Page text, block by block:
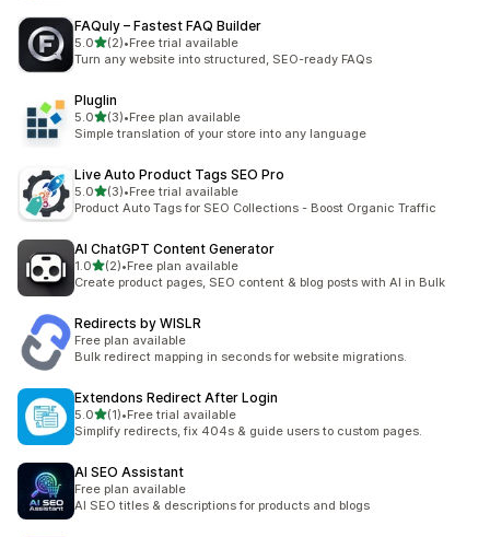
FAQuly – Fastest FAQ Builder
5.0เต็ม 5 ดาว
(2)
ทั้งหมด 2 รีวิว
•Free trial available
Turn any website into structured, SEO-ready FAQs
Pluglin
5.0เต็ม 5 ดาว
(3)
ทั้งหมด 3 รีวิว
•Free plan available
Simple translation of your store into any language
Live Auto Product Tags SEO Pro
5.0เต็ม 5 ดาว
(3)
ทั้งหมด 3 รีวิว
•Free trial available
Product Auto Tags for SEO Collections - Boost Organic Traffic
AI ChatGPT Content Generator
1.0เต็ม 5 ดาว
(2)
ทั้งหมด 2 รีวิว
•Free plan available
Create product pages, SEO content & blog posts with AI in Bulk
Redirects by WISLR
Free plan available
Bulk redirect mapping in seconds for website migrations.
Extendons Redirect After Login
5.0เต็ม 5 ดาว
(1)
ทั้งหมด 1 รีวิว
•Free trial available
Simplify redirects, fix 404s & guide users to custom pages.
AI SEO Assistant
Free plan available
AI SEO titles & descriptions for products and blogs